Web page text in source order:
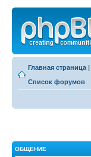
Главная страница |
Список форумов
ОБЩЕНИЕ